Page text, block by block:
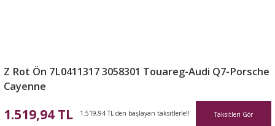
Z Rot Ön 7L0411317 3058301 Touareg-Audi Q7-Porsche
Cayenne
1.519,94 TL 1.519,94 TL den başlayan taksitlerle!! Taksitleri Gör